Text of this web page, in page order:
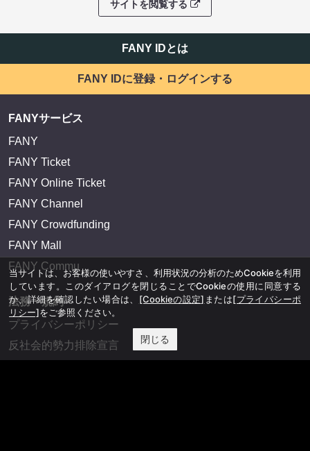
サイトを閲覧する
FANY IDとは
FANY IDに登録・ログインする
FANYサービス
FANY
FANY Ticket
FANY Online Ticket
FANY Channel
FANY Crowdfunding
FANY Mall
FANY Commu
法務・規約
プライバシーポリシー
反社会的勢力排除宣言
当サイトは、お客様の使いやすさ、利用状況の分析のためCookieを利用
しています。このダイアログを閉じることでCookieの使用に同意する
か、詳細を確認したい場合は、 [Cookieの設定] または[プライバシーポ
リシー]をご参照ください。
閉じる